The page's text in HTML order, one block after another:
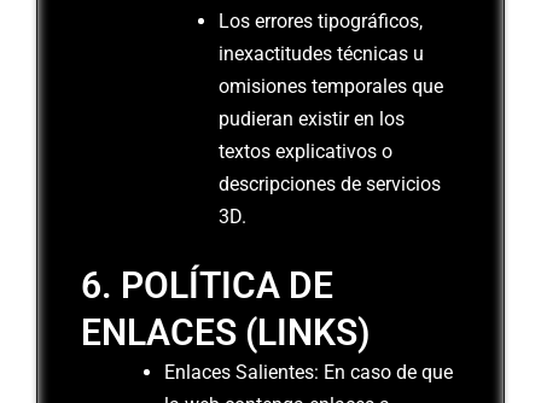
Los errores tipográficos,
inexactitudes técnicas u
omisiones temporales que
pudieran existir en los
textos explicativos o
descripciones de servicios
3D.
6. POLÍTICA DE
ENLACES (LINKS)
Enlaces Salientes: En caso de que